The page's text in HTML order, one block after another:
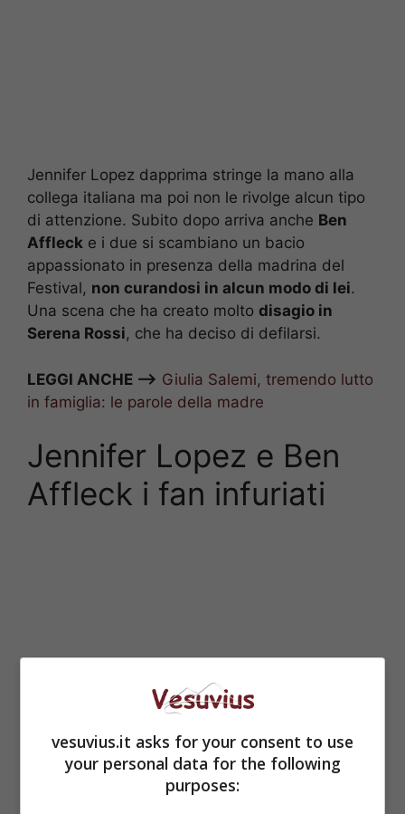
Jennifer Lopez dapprima stringe la mano alla
collega italiana ma poi non le rivolge alcun tipo
di attenzione. Subito dopo arriva anche Ben
Affleck e i due si scambiano un bacio
appassionato in presenza della madrina del
Festival, non curandosi in alcun modo di lei.
Una scena che ha creato molto disagio in
Serena Rossi, che ha deciso di defilarsi.
LEGGI ANCHE —> Giulia Salemi, tremendo lutto
in famiglia: le parole della madre
Jennifer Lopez e Ben
Affleck i fan infuriati
vesuvius.it asks for your consent to use
your personal data for the following
purposes: